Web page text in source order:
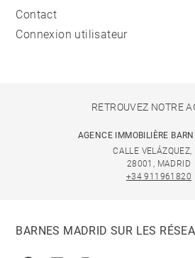
Contact
Connexion utilisateur
RETROUVEZ NOTRE
AGENCE IMMOBILIÈRE
CALLE VELÁZQUEZ,
28001, MADRID
+34 911961820
BARNES MADRID SUR LES